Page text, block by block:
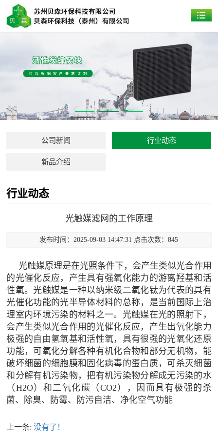
公司新闻 行业动态
新品介绍
行业动态
光触媒滤网的工作原理
发布时间：2025-09-03 14:47:31 点击次数：845
光触媒原理是在光照条件下，会产生类似光合作用
的光催化反应，产生具有强氧化能力的游离羟基和活
性氧。光触媒是一种以纳米级二氧化钛为代表的具有
光催化功能的光半导体材料的总称，是当前国际上治
理室内环境污染的材料之一。光触媒在光的照射下，
会产生类似光合作用的光催化反应，产生出氧化能力
极强的自由氢氧基和活性氧，具有很强的光氧化还原
功能，可氧化分解各种有机化合物和部分无机物，能
破坏细菌的细胞膜和固化病毒的蛋白质，可杀灭细菌
和分解有机污染物，把有机污染物分解成无污染的水
（H2O）和二氧化碳（CO2），因而具有极强的杀
菌、除臭、防霉、防污自洁、净化空气功能
上一条:没有了！